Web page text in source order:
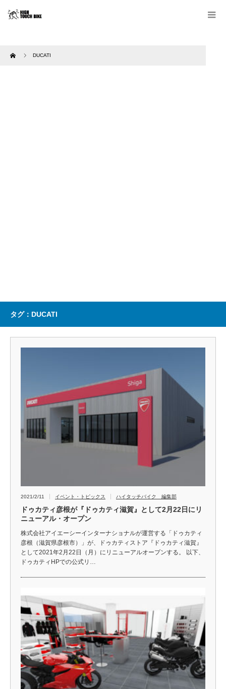
Home DUCATI
タグ：DUCATI
2021/2/11 イベント・トピックス ハイタッチバイク 編集部
ドゥカティ彦根が『ドゥカティ滋賀』として2月22日にリ
ニューアル・オープン
株式会社アイエーシーインターナショナルが運営する「ドゥカティ
彦根（滋賀県彦根市）」が、ドゥカティストア『ドゥカティ滋賀』
として2021年2月22日（月）にリニューアルオープンする。 以下、
ドゥカティHPでの公式リ…